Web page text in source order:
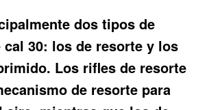
dos tipos de
30: los de resorte y los
Los rifles de resorte
de resorte para